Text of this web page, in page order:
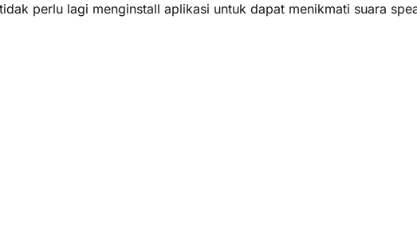
perlu lagi menginstall aplikasi untuk dapat menikmati suara